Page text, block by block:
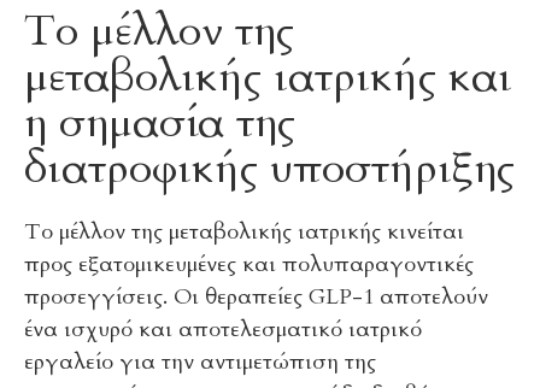
Το μέλλον της
μεταβολικής ιατρικής και
η σημασία της
διατροφικής υποστήριξης
Το μέλλον της μεταβολικής ιατρικής κινείται
προς εξατομικευμένες και πολυπαραγοντικές
προσεγγίσεις. Οι θεραπείες GLP-1 αποτελούν
ένα ισχυρό και αποτελεσματικό ιατρικό
εργαλείο για την αντιμετώπιση της